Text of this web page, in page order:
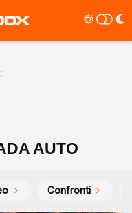
AUTO
Confronti